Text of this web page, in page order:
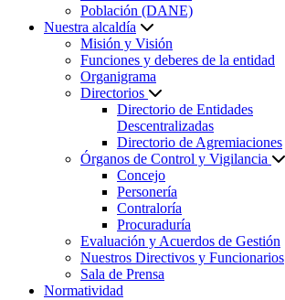
Población (DANE)
Nuestra alcaldía
Misión y Visión
Funciones y deberes de la entidad
Organigrama
Directorios
Directorio de Entidades
Descentralizadas
Directorio de Agremiaciones
Órganos de Control y Vigilancia
Concejo
Personería
Contraloría
Procuraduría
Evaluación y Acuerdos de Gestión
Nuestros Directivos y Funcionarios
Sala de Prensa
Normatividad